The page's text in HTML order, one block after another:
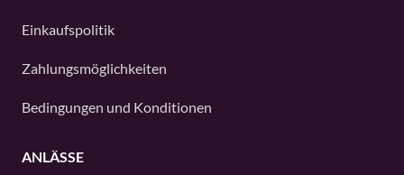
Einkaufspolitik
Zahlungsmöglichkeiten
Bedingungen und Konditionen
ANLÄSSE